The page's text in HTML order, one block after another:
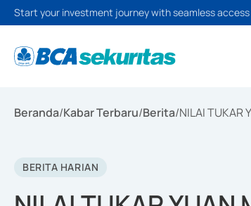
Start your investment journey with seamless
Beranda/Kabar Terbaru/Berita/NILAI TUKAR
BERITA HARIAN